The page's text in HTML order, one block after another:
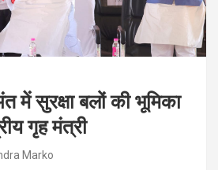
सुरक्षा बलों की भूमिका
गृह मंत्री
Marko